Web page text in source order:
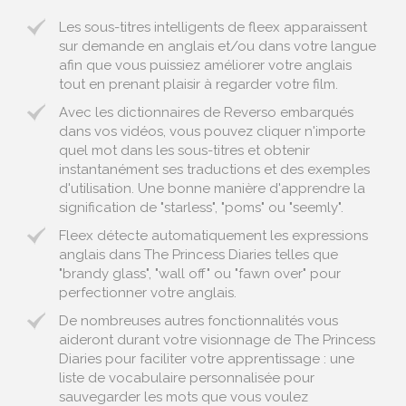
Les sous-titres intelligents de fleex apparaissent
sur demande en anglais et/ou dans votre langue
afin que vous puissiez améliorer votre anglais
tout en prenant plaisir à regarder votre film.
Avec les dictionnaires de Reverso embarqués
dans vos vidéos, vous pouvez cliquer n'importe
quel mot dans les sous-titres et obtenir
instantanément ses traductions et des exemples
d'utilisation. Une bonne manière d'apprendre la
signification de "starless", "poms" ou "seemly".
Fleex détecte automatiquement les expressions
anglais dans The Princess Diaries telles que
"brandy glass", "wall off" ou "fawn over" pour
perfectionner votre anglais.
De nombreuses autres fonctionnalités vous
aideront durant votre visionnage de The Princess
Diaries pour faciliter votre apprentissage : une
liste de vocabulaire personnalisée pour
sauvegarder les mots que vous voulez